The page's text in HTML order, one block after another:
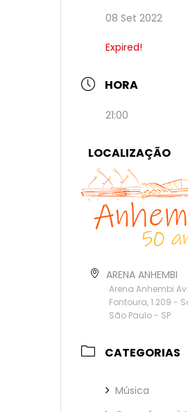
08 Set 2022
Expired!
HORA
21:00
LOCALIZAÇÃO
ARENA ANHEMBI
Arena Anhembi
Fontoura, 1.209 -
São Paulo - SP
CATEGORIAS
Música